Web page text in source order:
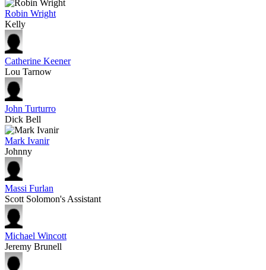
Robin Wright
Kelly
Catherine Keener
Lou Tarnow
John Turturro
Dick Bell
Mark Ivanir
Johnny
Massi Furlan
Scott Solomon's Assistant
Michael Wincott
Jeremy Brunell